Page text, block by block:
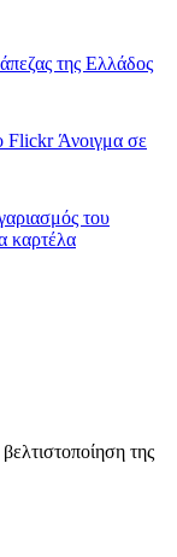
της Ελλάδος
FlickrΆνοιγμα σε
του
καρτέλα
της